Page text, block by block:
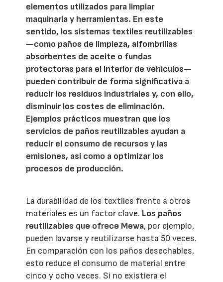
elementos utilizados para limpiar
maquinaria y herramientas. En este
sentido, los sistemas textiles reutilizables
—como paños de limpieza, alfombrillas
absorbentes de aceite o fundas
protectoras para el interior de vehículos—
pueden contribuir de forma significativa a
reducir los residuos industriales y, con ello,
disminuir los costes de eliminación.
Ejemplos prácticos muestran que los
servicios de paños reutilizables ayudan a
reducir el consumo de recursos y las
emisiones, así como a optimizar los
procesos de producción.
La durabilidad de los textiles frente a otros
materiales es un factor clave. Los paños
reutilizables que ofrece Mewa, por ejemplo,
pueden lavarse y reutilizarse hasta 50 veces.
En comparación con los paños desechables,
esto reduce el consumo de material entre
cinco y ocho veces. Si no existiera el